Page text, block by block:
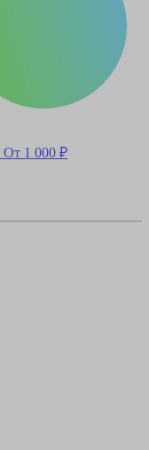
От 1 000 ₽